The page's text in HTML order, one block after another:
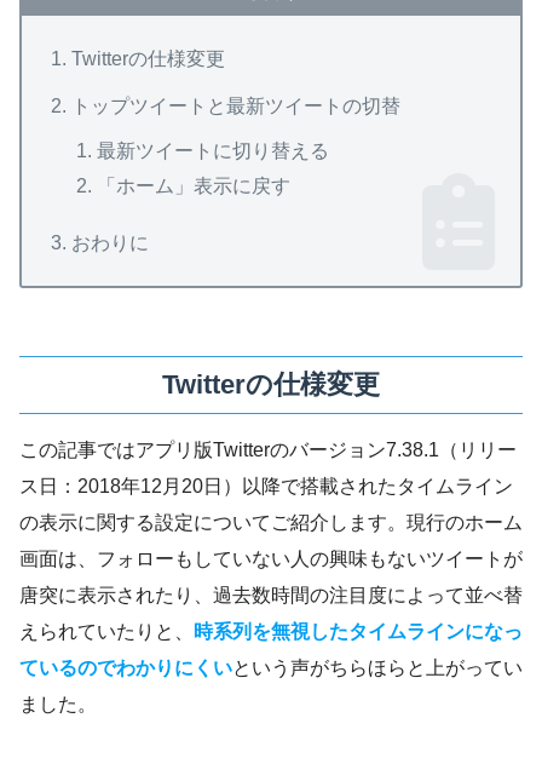
Twitterの仕様変更
トップツイートと最新ツイートの切替
最新ツイートに切り替える
「ホーム」表示に戻す
おわりに
Twitterの仕様変更
この記事ではアプリ版Twitterのバージョン7.38.1（リリー
ス日：2018年12月20日）以降で搭載されたタイムライン
の表示に関する設定についてご紹介します。現行のホーム
画面は、フォローもしていない人の興味もないツイートが
唐突に表示されたり、過去数時間の注目度によって並べ替
えられていたりと、
時系列を無視したタイムラインになっ
ているのでわかりにくいという声がちらほらと上がってい
ました。